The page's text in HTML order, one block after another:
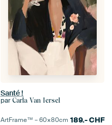
Santé !
par Carla Van Iersel
ArtFrame™ –60×80cm 189.-CHF